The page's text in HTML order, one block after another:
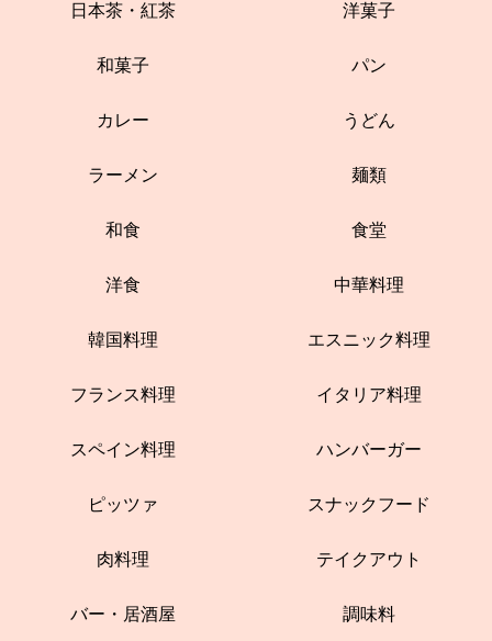
日本茶・紅茶 洋菓子
和菓子 パン
カレー うどん
ラーメン 麺類
和食 食堂
洋食 中華料理
韓国料理 エスニック料理
フランス料理 イタリア料理
スペイン料理 ハンバーガー
ピッツァ スナックフード
肉料理 テイクアウト
バー・居酒屋 調味料